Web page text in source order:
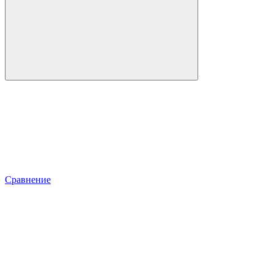
Сравнение